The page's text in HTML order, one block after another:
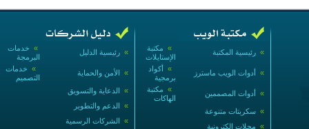
» خدمات
البرمجة
» رئيسية الدليل
» خدمات
التصميم
» الأمن والحماية
» الدعاية والتسويق
» الدعم والتطوير
» الشركات الرسمية
» مكتبة
الإستايلات
» رئيسية المكتبة
» أكواد
برمجية
» أدوات الويب ماسترز
» مكتبة
الهاكات
» أدوات المصممين
» سكربتات متنوعة
» مجلات إلكترونية